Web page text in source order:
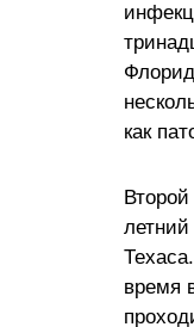
как
летний
время